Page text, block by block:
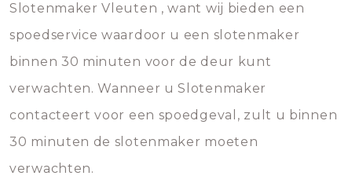
Slotenmaker Vleuten , want wij bieden een
spoedservice waardoor u een slotenmaker
binnen 30 minuten voor de deur kunt
verwachten. Wanneer u Slotenmaker
contacteert voor een spoedgeval, zult u binnen
30 minuten de slotenmaker moeten
verwachten.